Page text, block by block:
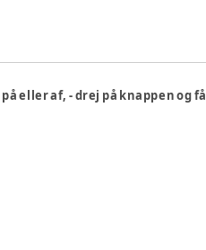
eller af, - drej på knappen og få